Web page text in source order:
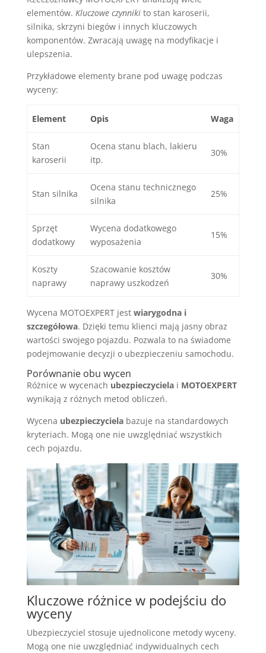
elementów. Kluczowe czynnikito stan karoserii,
silnika, skrzyni biegów i innych kluczowych
komponentów. Zwracają uwagę na modyfikacje i
ulepszenia.
Przykładowe elementy brane pod uwagę podczas
wyceny:
Element Opis Waga
Stan
karoserii
Ocena stanu blach, lakieru
itp.
30%
Stan silnika
Ocena stanu technicznego
silnika
25%
Sprzęt
dodatkowy
Wycena dodatkowego
wyposażenia
15%
Koszty
naprawy
Szacowanie kosztów
naprawy uszkodzeń
30%
Wycena MOTOEXPERT jest wiarygodna i
szczegółowa. Dzięki temu klienci mają jasny obraz
wartości swojego pojazdu. Pozwala to na świadome
podejmowanie decyzji o ubezpieczeniu samochodu.
Porównanie obu wycen
Różnice w wycenach ubezpieczycielai MOTOEXPERT
wynikają z różnych metod obliczeń.
Wycena ubezpieczycielabazuje na standardowych
kryteriach. Mogą one nie uwzględniać wszystkich
cech pojazdu.
Kluczowe różnice w podejściu do
wyceny
Ubezpieczyciel stosuje ujednolicone metody wyceny.
Mogą one nie uwzględniać indywidualnych cech